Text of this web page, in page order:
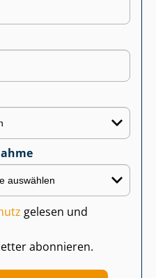
gelesen und
abonnieren.